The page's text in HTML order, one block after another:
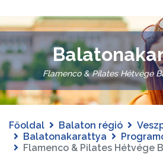
Flamenco & Pilates Hétvége
Főoldal Balaton régió
Balatonakarattya
Flamenco & Pilates Hétvége